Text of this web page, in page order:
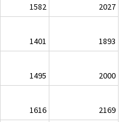
1582
2027
1401
1893
1495
2000
1616
2169